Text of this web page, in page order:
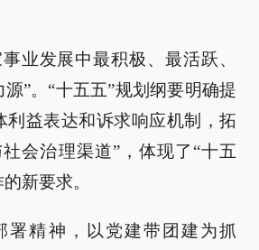
业发展中最积极、最活跃、
”。“十五五”规划纲要明确提
利益表达和诉求响应机制，拓
会治理渠道”，体现了“十五
新要求。
署精神，以党建带团建为抓